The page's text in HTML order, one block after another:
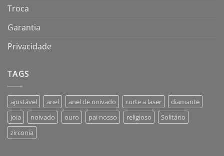
Troca
Garantia
Privacidade
TAGS
ajustável anel anel de noivado corte a laser
diamante
joia
noivado ouro pai nosso religioso
Solitário
zirconia